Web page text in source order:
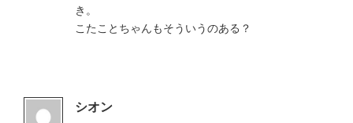
き。
こたことちゃんもそういうのある？
シオン